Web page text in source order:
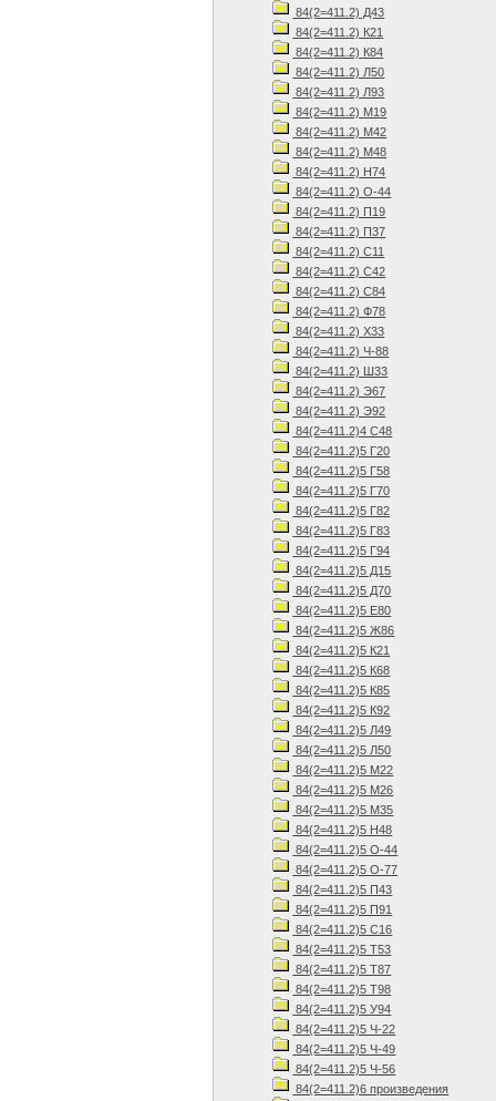
84(2=411.2) Д43
84(2=411.2) К21
84(2=411.2) К84
84(2=411.2) Л50
84(2=411.2) Л93
84(2=411.2) М19
84(2=411.2) М42
84(2=411.2) М48
84(2=411.2) Н74
84(2=411.2) О-44
84(2=411.2) П19
84(2=411.2) П37
84(2=411.2) С11
84(2=411.2) С42
84(2=411.2) С84
84(2=411.2) Ф78
84(2=411.2) Х33
84(2=411.2) Ч-88
84(2=411.2) Ш33
84(2=411.2) Э67
84(2=411.2) Э92
84(2=411.2)4 С48
84(2=411.2)5 Г20
84(2=411.2)5 Г58
84(2=411.2)5 Г70
84(2=411.2)5 Г82
84(2=411.2)5 Г83
84(2=411.2)5 Г94
84(2=411.2)5 Д15
84(2=411.2)5 Д70
84(2=411.2)5 Е80
84(2=411.2)5 Ж86
84(2=411.2)5 К21
84(2=411.2)5 К68
84(2=411.2)5 К85
84(2=411.2)5 К92
84(2=411.2)5 Л49
84(2=411.2)5 Л50
84(2=411.2)5 М22
84(2=411.2)5 М26
84(2=411.2)5 М35
84(2=411.2)5 Н48
84(2=411.2)5 О-44
84(2=411.2)5 О-77
84(2=411.2)5 П43
84(2=411.2)5 П91
84(2=411.2)5 С16
84(2=411.2)5 Т53
84(2=411.2)5 Т87
84(2=411.2)5 Т98
84(2=411.2)5 У94
84(2=411.2)5 Ч-22
84(2=411.2)5 Ч-49
84(2=411.2)5 Ч-56
84(2=411.2)6 произведения